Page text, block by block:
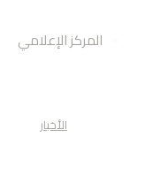
المركز الإعلامي
الأخبار